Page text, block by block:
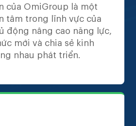
của OmiGroup là một
tâm trong lĩnh vực của
động nâng cao năng lực,
mới và chia sẻ kinh
nhau phát triển.